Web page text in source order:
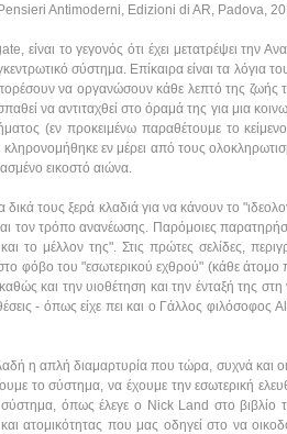
Antimoderni, Edizioni di AR, Padova,
το γεγονός ότι έχει μετατρέψει την
σύστημα. Επίκαιρα είναι τα λόγια
να οργανώσουν κάθε λεπτό της
να αντιταχθεί στο όραμά της για μια
(εν προκειμένω παραθέτουμε το
εν μέρει από τους
εικοστό αιώνα.
τους ξερά κλαδιά για να κάνουν το
τον τρόπο ανανέωσης. Παρόμοιες
το μέλλον της". Στις πρώτες σελίδες,
φόβο του "εσωτερικού εχθρού" (κάθε άτομο
και την υιοθέτηση και την ένταξή της στη
- όπως είχε πει και ο Γάλλος
η απλή διαμαρτυρία που τώρα, συχνά και
το σύστημα, να έχουμε την εσωτερική
όπως έλεγε ο Nick Land στο
ατομικότητας που μας οδηγεί στο να